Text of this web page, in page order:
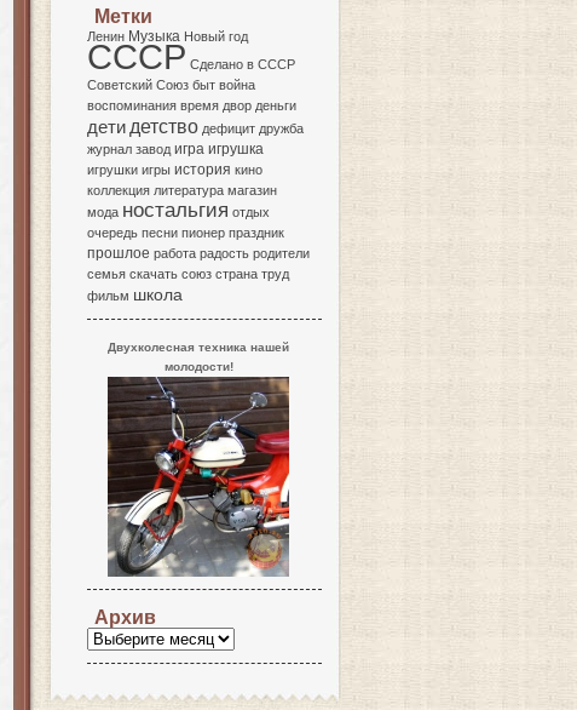
Метки
Ленин Музыка Новый год
СССР Сделано в СССР
Советский Союз быт война
воспоминания время двор деньги
дети детство дефицит дружба
журнал завод игра игрушка
игрушки игры история кино
коллекция литература магазин
мода ностальгия отдых
очередь песни пионер праздник
прошлое работа радость родители
семья скачать союз страна труд
фильм школа
Двухколесная техника нашей
молодости!
Архив